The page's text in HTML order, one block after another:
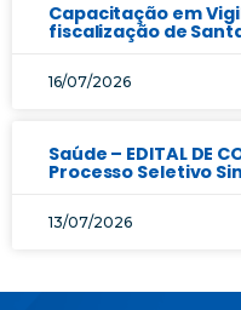
Capacitação em
fiscalização de
16/07/2026
Saúde – EDITAL DE
Processo Seletivo
13/07/2026